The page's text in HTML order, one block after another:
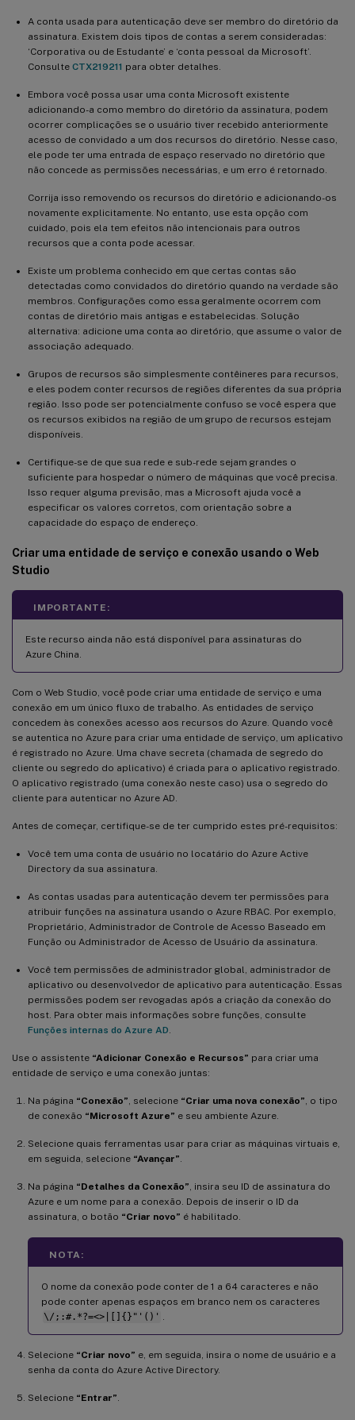
A conta usada para autenticação deve ser membro do diretório da
assinatura. Existem dois tipos de contas a serem consideradas:
‘Corporativa ou de Estudante’ e ‘conta pessoal da Microsoft’.
Consulte CTX219211 para obter detalhes.
Embora você possa usar uma conta Microsoft existente
adicionando-a como membro do diretório da assinatura, podem
ocorrer complicações se o usuário tiver recebido anteriormente
acesso de convidado a um dos recursos do diretório. Nesse caso,
ele pode ter uma entrada de espaço reservado no diretório que
não concede as permissões necessárias, e um erro é retornado.
Corrija isso removendo os recursos do diretório e adicionando-os
novamente explicitamente. No entanto, use esta opção com
cuidado, pois ela tem efeitos não intencionais para outros
recursos que a conta pode acessar.
Existe um problema conhecido em que certas contas são
detectadas como convidados do diretório quando na verdade são
membros. Configurações como essa geralmente ocorrem com
contas de diretório mais antigas e estabelecidas. Solução
alternativa: adicione uma conta ao diretório, que assume o valor de
associação adequado.
Grupos de recursos são simplesmente contêineres para recursos,
e eles podem conter recursos de regiões diferentes da sua própria
região. Isso pode ser potencialmente confuso se você espera que
os recursos exibidos na região de um grupo de recursos estejam
disponíveis.
Certifique-se de que sua rede e sub-rede sejam grandes o
suficiente para hospedar o número de máquinas que você precisa.
Isso requer alguma previsão, mas a Microsoft ajuda você a
especificar os valores corretos, com orientação sobre a
capacidade do espaço de endereço.
Criar uma entidade de serviço e conexão usando o Web
Studio
IMPORTANTE:
Este recurso ainda não está disponível para assinaturas do
Azure China.
Com o Web Studio, você pode criar uma entidade de serviço e uma
conexão em um único fluxo de trabalho. As entidades de serviço
concedem às conexões acesso aos recursos do Azure. Quando você
se autentica no Azure para criar uma entidade de serviço, um aplicativo
é registrado no Azure. Uma chave secreta (chamada de segredo do
cliente ou segredo do aplicativo) é criada para o aplicativo registrado.
O aplicativo registrado (uma conexão neste caso) usa o segredo do
cliente para autenticar no Azure AD.
Antes de começar, certifique-se de ter cumprido estes pré-requisitos:
Você tem uma conta de usuário no locatário do Azure Active
Directory da sua assinatura.
As contas usadas para autenticação devem ter permissões para
atribuir funções na assinatura usando o Azure RBAC. Por exemplo,
Proprietário, Administrador de Controle de Acesso Baseado em
Função ou Administrador de Acesso de Usuário da assinatura.
Você tem permissões de administrador global, administrador de
aplicativo ou desenvolvedor de aplicativo para autenticação. Essas
permissões podem ser revogadas após a criação da conexão do
host. Para obter mais informações sobre funções, consulte
Funções internas do Azure AD
Use o assistente “Adicionar Conexão e Recursos” para criar uma
entidade de serviço e uma conexão juntas:
Na página “Conexão” , selecione “Criar uma nova conexão” , o tipo
de conexão “Microsoft Azure” e seu ambiente Azure.
Selecione quais ferramentas usar para criar as máquinas virtuais e,
em seguida, selecione “Avançar”
Na página “Detalhes da Conexão” , insira seu ID de assinatura do
Azure e um nome para a conexão. Depois de inserir o ID da
assinatura, o botão “Criar novo” é habilitado.
NOTA:
O nome da conexão pode conter de 1 a 64 caracteres e não
pode conter apenas espaços em branco nem os caracteres
\/;:#.*?=<>|[]{}"'()'
Selecione “Criar novo” e, em seguida, insira o nome de usuário e a
senha da conta do Azure Active Directory.
Selecione “Entrar”